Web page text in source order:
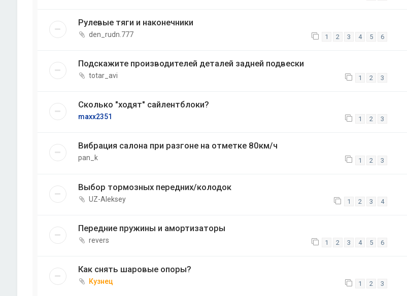
Рулевые тяги и наконечники
den_rudn.777 1 2 3 4 5 6
Подскажите производителей деталей задней подвески
totar_avi 1 2 3
Сколько "ходят" сайлентблоки?
maxx2351 1 2 3
Вибрация салона при разгоне на отметке 80км/ч
pan_k 1 2 3
Выбор тормозных передних/колодок
UZ-Aleksey 1 2 3 4
Передние пружины и амортизаторы
revers 1 2 3 4 5 6
Как снять шаровые опоры?
Кузнец 1 2 3